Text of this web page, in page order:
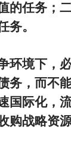
的任务；
务。
环境下，
务，而不
国际化，
购战略资源